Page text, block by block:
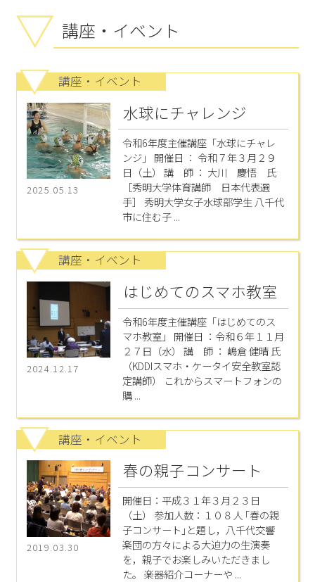
講座・イベント
講座・イベント
2025.05.13
水球にチャレンジ
令和6年度主催講座「水球にチャレ
ンジ」 開催日 ： 令和７年３月２９
日（土） 講 師 ： 大川 慶悟 氏
［秀明大学体育講師 日本代表選
手］ 秀明大学女子水球部学生 八千代
市に住む子 ...
講座・イベント
2024.12.17
はじめてのスマホ教室
令和6年度主催講座「はじめてのス
マホ教室」 開催日 ：令和６年１１月
２７日（水） 講 師 ： 嶋倉 健晴 氏
（KDDIスマホ・ケータイ安全教室認
定講師） これからスマートフォンの
購 ...
講座・イベント
2019.03.30
春の親子コンサート
開催日：平成３１年３月２３日
（土） 参加人数：１０８人 ｢春の親
子コンサート｣と題し，八千代交響
楽団の方々による大迫力の生演奏
を，親子でお楽しみいただきまし
た。 楽器紹介コーナーや ...